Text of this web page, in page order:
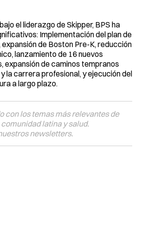
el liderazgo de Skipper, BPS ha
Implementación del plan de
de Boston Pre-K, reducción
lanzamiento de 16 nuevos
expansión de caminos tempranos
la carrera profesional, y ejecución del
a largo plazo.
con los temas más relevantes de
latina y salud.
newsletters.